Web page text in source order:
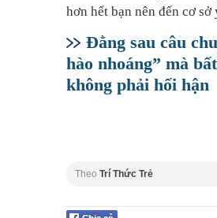
hơn hết bạn nên đến cơ
Đằng sau câu
hào nhoáng” mà
không phải hối hận
Theo Trí Thức Trẻ